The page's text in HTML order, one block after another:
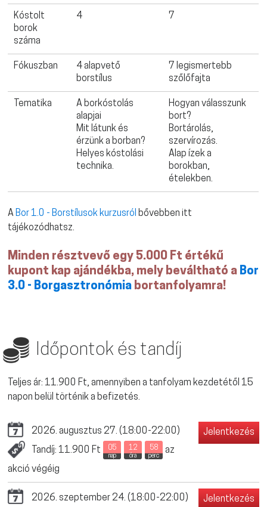
Kóstolt
borok
száma
4 7
Fókuszban
4 alapvető
borstílus
7 legismertebb
szőlőfajta
Tematika
A borkóstolás
alapjai
Mit látunk és
érzünk a borban?
Helyes kóstolási
technika.
Hogyan válasszunk
bort?
Bortárolás,
szervírozás.
Alap ízek a
borokban,
ételekben.
A Bor 1.0 - Borstílusok kurzusról bővebben itt
tájékozódhatsz.
Minden résztvevő egy 5.000 Ft értékű
kupont kap ajándékba, mely beváltható a Bor
3.0 - Borgasztronómia bortanfolyamra!
Időpontok és tandíj
Teljes ár: 11.900 Ft, amennyiben a tanfolyam kezdetétől 15
napon belül történik a befizetés.
Jelentkezés
2026. augusztus 27. (18:00-22:00)
Tandíj: 11.900 Ft
05
nap
12
óra
58
perc
az
akció végéig
Jelentkezés
2026. szeptember 24. (18:00-22:00)